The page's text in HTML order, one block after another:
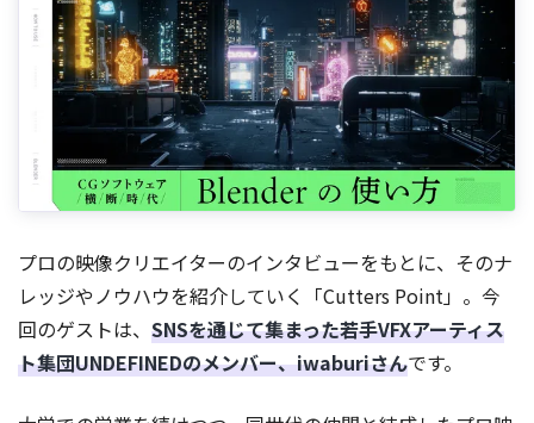
プロの映像クリエイターのインタビューをもとに、そのナ
レッジやノウハウを紹介していく「Cutters Point」。今
回のゲストは、 SNSを通じて集まった若手VFXアーティス
ト集団UNDEFINEDのメンバー、iwaburiさんです。